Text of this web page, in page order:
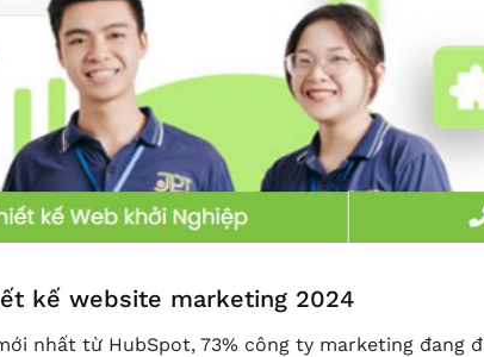
kế website marketing 2024
nhất từ HubSpot, 73% công ty marketing